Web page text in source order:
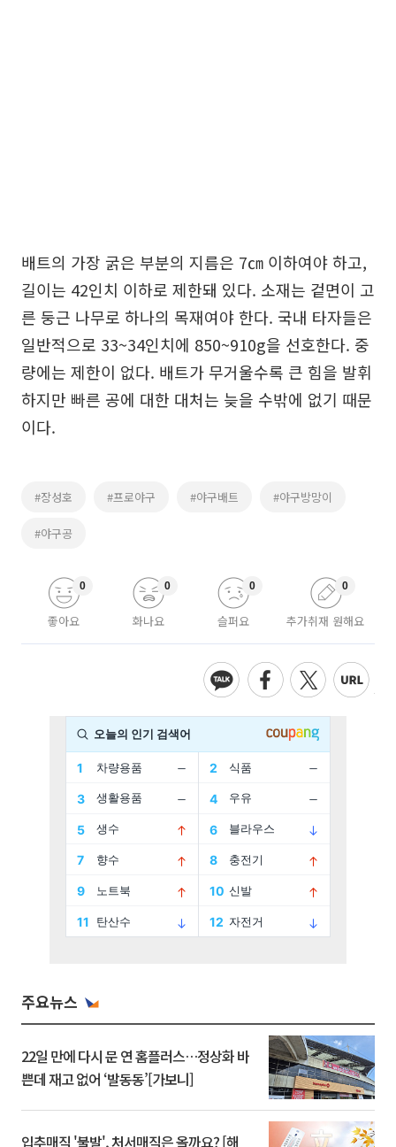
배트의 가장 굵은 부분의 지름은 7㎝ 이하여야 하고,
길이는 42인치 이하로 제한돼 있다. 소재는 겉면이 고
른 둥근 나무로 하나의 목재여야 한다. 국내 타자들은
일반적으로 33~34인치에 850~910g을 선호한다. 중
량에는 제한이 없다. 배트가 무거울수록 큰 힘을 발휘
하지만 빠른 공에 대한 대처는 늦을 수밖에 없기 때문
이다.
#장성호 #프로야구 #야구배트 #야구방망이
#야구공
좋아요
0
화나요
0
슬퍼요
0
추가취재 원해요
0
주요뉴스
22일 만에 다시 문 연 홈플러스…정상화 바
쁜데 재고 없어 ‘발동동’[가보니]
입추매직 '불발', 처서매직은 올까요? [해